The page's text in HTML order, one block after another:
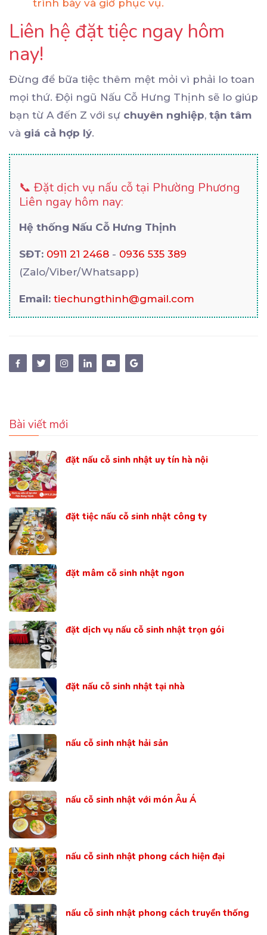
trình bày và giờ phục vụ.
Liên hệ đặt tiệc ngay hôm
nay!
Đừng để bữa tiệc thêm mệt mỏi vì phải lo toan
mọi thứ. Đội ngũ Nấu Cỗ Hưng Thịnh sẽ lo giúp
bạn từ A đến Z với sự chuyên nghiệp, tận tâm
và giá cả hợp lý.
📞 Đặt dịch vụ nấu cỗ tại Phường Phương
Liên ngay hôm nay:
Hệ thống Nấu Cỗ Hưng Thịnh
SĐT: 0911 21 2468 - 0936 535 389
(Zalo/Viber/Whatsapp)
Email: tiechungthinh@gmail.com
Bài viết mới
đặt nấu cỗ sinh nhật uy tín hà nội
đặt tiệc nấu cỗ sinh nhật công ty
đặt mâm cỗ sinh nhật ngon
đặt dịch vụ nấu cỗ sinh nhật trọn gói
đặt nấu cỗ sinh nhật tại nhà
nấu cỗ sinh nhật hải sản
nấu cỗ sinh nhật với món Âu Á
nấu cỗ sinh nhật phong cách hiện đại
nấu cỗ sinh nhật phong cách truyền thống